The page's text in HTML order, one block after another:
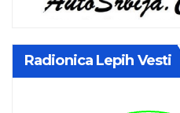
Radionica Lepih Vesti